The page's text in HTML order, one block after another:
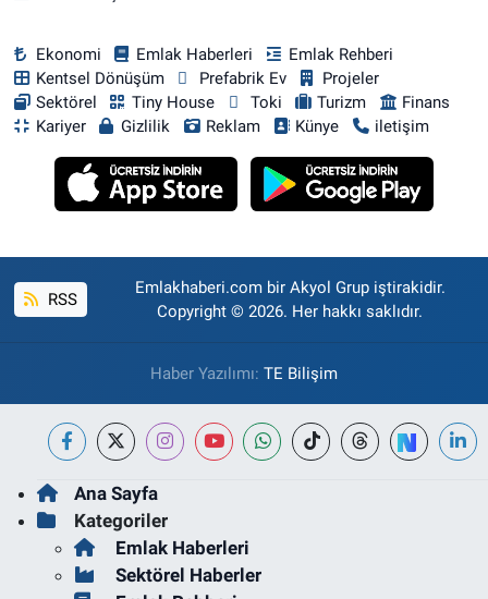
Ekonomi Emlak Haberleri
Emlak Rehberi
Kentsel Dönüşüm
Prefabrik Ev
Projeler
Sektörel
Tiny House Toki Turizm
Finans
Kariyer
Gizlilik Reklam Künye iletişim
RSS
Emlakhaberi.com bir Akyol Grup iştirakidir.
Copyright © 2026. Her hakkı saklıdır.
Haber Yazılımı: TE Bilişim
Ana Sayfa
Kategoriler
Emlak Haberleri
Sektörel Haberler